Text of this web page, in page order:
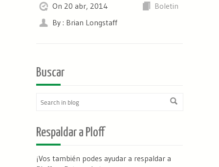
On 20 abr, 2014
Boletin
By : Brian Longstaff
Buscar
Respaldar a Ploff
¡Vos también podes ayudar a respaldar a